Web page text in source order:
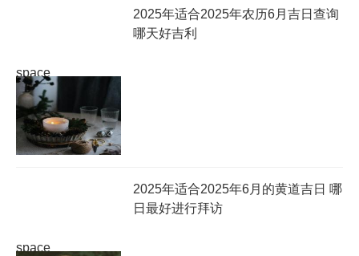
space
2025年适合2025年农历6月吉日查询
哪天好吉利
space
2025年适合2025年6月的黄道吉日 哪
日最好进行拜访